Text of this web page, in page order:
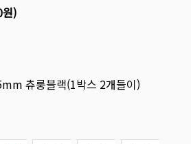
)
츄룽블랙(1박스 2개들이)